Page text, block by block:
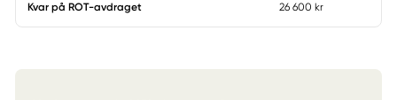
Kvar på ROT-avdraget
26 600 kr